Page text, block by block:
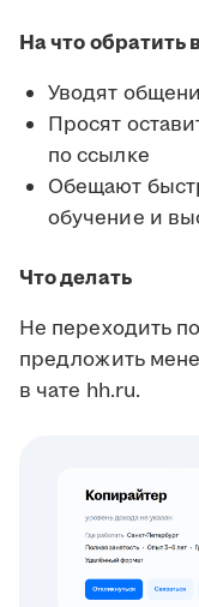
На что обратить
Уводят
Просят
по ссылке
Обещают
обучение и
Что делать
Не переходить
предложить
в чате hh.ru.